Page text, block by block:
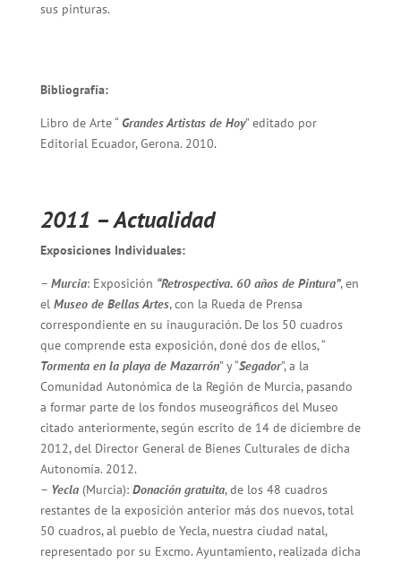
sus pinturas.
Bibliografía:
Libro de Arte “ Grandes Artistas de Hoy” editado por
Editorial Ecuador, Gerona. 2010.
2011 – Actualidad
Exposiciones Individuales:
– Murcia: Exposición “Retrospectiva. 60 años de Pintura”, en
el Museo de Bellas Artes, con la Rueda de Prensa
correspondiente en su inauguración. De los 50 cuadros
que comprende esta exposición, doné dos de ellos, “
Tormenta en la playa de Mazarrón” y “Segador”, a la
Comunidad Autonómica de la Región de Murcia, pasando
a formar parte de los fondos museográficos del Museo
citado anteriormente, según escrito de 14 de diciembre de
2012, del Director General de Bienes Culturales de dicha
Autonomía. 2012.
– Yecla(Murcia): Donación gratuita, de los 48 cuadros
restantes de la exposición anterior más dos nuevos, total
50 cuadros, al pueblo de Yecla, nuestra ciudad natal,
representado por su Excmo. Ayuntamiento, realizada dicha